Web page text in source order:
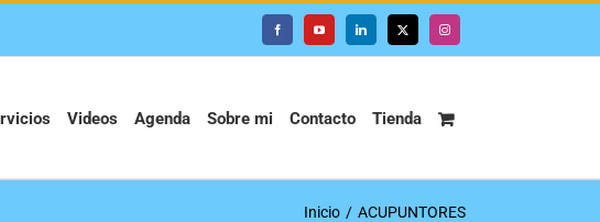
FacebookYouTube LinkedIn X Instagram
Videos Agenda Sobre mi Contacto Tienda
Inicio ACUPUNTORES